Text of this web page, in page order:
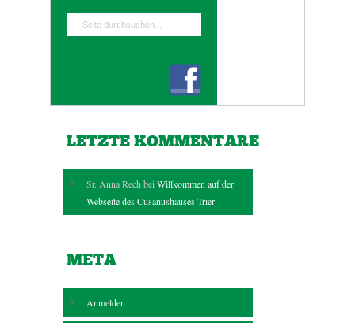
LETZTE KOMMENTARE
Sr. Anna Rech beiWillkommen auf der
Webseite des Cusanushauses Trier
META
Anmelden